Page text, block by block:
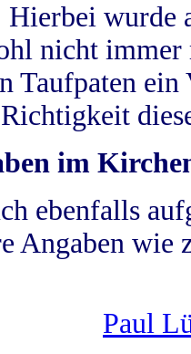
Hierbei wurde
nicht
Taufpaten
im
ebenfalls
Angaben wie
Paul